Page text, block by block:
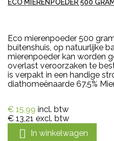
ECO MIERENPOEDER 500 GRAM
Eco mierenpoeder 500
buitenshuis, op natuurlijke
mierenpoeder kan worden
overlast veroorzaken te
is verpakt in een handige
diathomeënaarde 67.5%
€ 15,99 incl. btw
€ 13,21 excl. btw
 In winkelwagen